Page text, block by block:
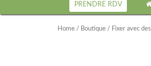
PRENDRE RDV
Home / Boutique / Fixer avec